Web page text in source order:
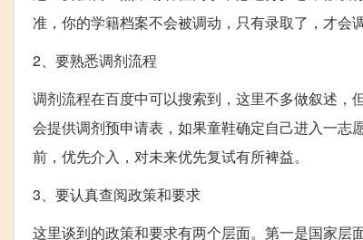
准，你的学籍档案不会被调动，只有录取了，才会调
2、要熟悉调剂流程
调剂流程在百度中可以搜索到，这里不多做叙述
会提供调剂预申请表，如果童鞋确定自己进入一志
前，优先介入，对未来优先复试有所裨益。
3、要认真查阅政策和要求
这里谈到的政策和要求有两个层面。第一是国家